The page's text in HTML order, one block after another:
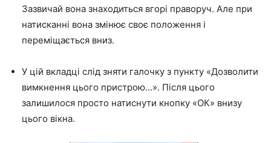
Зазвичай вона знаходиться вгорі праворуч. Але при
натисканні вона змінює своє положення і
переміщається вниз.
У цій вкладці слід зняти галочку з пункту «Дозволити
вимкнення цього пристрою…». Після цього
залишилося просто натиснути кнопку «ОК» внизу
цього вікна.